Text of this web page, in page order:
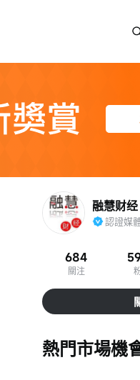
融慧财经
認證媒
684
關注
熱門市場機